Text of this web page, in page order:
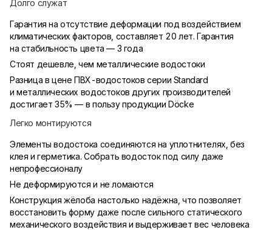
Долго служат
Гарантия на отсутствие деформации под воздействием
климатических факторов, составляет 20 лет. Гарантия
на стабильность цвета — 3 года
Стоят дешевле, чем металлические водостоки
Разница в цене ПВХ-водостоков серии Standard
и металлических водостоков других производителей
достигает 35% — в пользу продукции Döcke
Легко монтируются
Элементы водостока соединяются на уплотнителях, без
клея и герметика. Собрать водосток под силу даже
непрофессионалу
Не деформируются и не ломаются
Конструкция жёлоба настолько надёжна, что позволяет
восстановить форму даже после сильного статического
механического воздействия и выдерживает вес человека